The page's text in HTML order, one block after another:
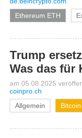
Ethereum ETH
Trump
Was das für
am 05.08.2025
coinpro.ch
Allgemein